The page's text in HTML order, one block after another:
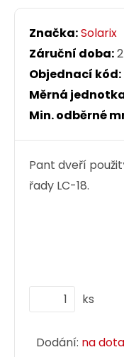
Značka:Solarix
Záruční doba:
Objednací kód:
Měrná
Min. odběrné
Pant dveří
řady LC-18.
ks
Dodání: na